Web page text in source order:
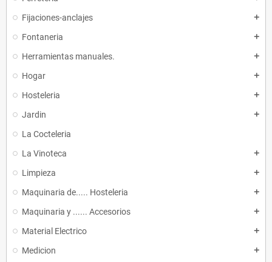
Fijaciones-anclajes add
Fontaneria add
Herramientas manuales. add
Hogar add
Hosteleria add
Jardin add
La Cocteleria
La Vinoteca
add
Limpieza add
Maquinaria de..... Hosteleria add
Maquinaria y ...... Accesorios add
Material Electrico add
Medicion add